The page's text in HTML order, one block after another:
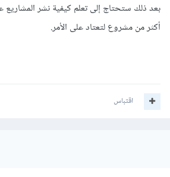
بعد ذلك ستحتاج إلى تعلم كيفية نشر المشاريع
أكثر من مشروع لتعتاد على الأمر.
اقتباس